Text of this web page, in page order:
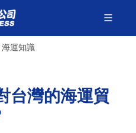
海運知識
台灣的海運貿